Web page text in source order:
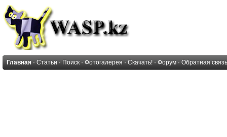
Главная · Статьи · Поиск · Фотогалерея · Скачать! · Форум · Обратная связь